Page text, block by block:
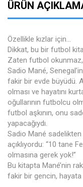
ÜRÜN
Özellikle kızlar için...
Dikkat, bu bir futbol
Zaten futbol
Sadio Mané,
fakir bir evde büyüdü.
olması ve hayatını
oğullarının futbolcu
futbol aşkının, onu
yapacağıydı.
Sadio Mané
açıklıyordu: “10 tane
olmasına gerek yok!”
Bu kitapta Mané’nin
fakir bir gencin, hayata